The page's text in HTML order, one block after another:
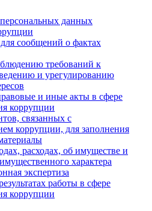
данных
сообщений о фактах
требований к
и урегулированию
и иные акты в сфере
коррупции
связанных с
коррупции, для заполнения
расходах, об имуществе и
характера
экспертиза
работы в сфере
коррупции